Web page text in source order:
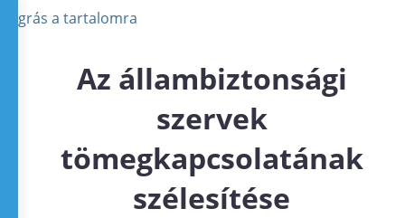
Ugrás a tartalomra
Az állambiztonsági
szervek
tömegkapcsolatának
szélesítése